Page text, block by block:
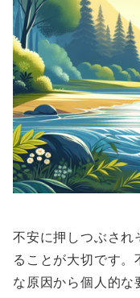
不安に押しつぶされ
ることが大切です
な原因から個人的な